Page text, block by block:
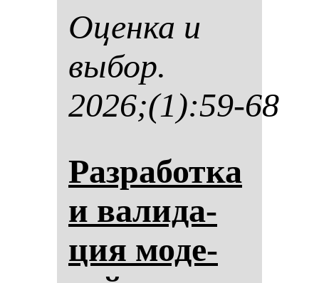
Оцен­ка и
вы­бор.
2026;(1):59-68
Раз­ра­бот­ка
и ва­ли­да­
ция мо­де­